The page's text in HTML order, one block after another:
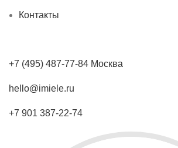
Контакты
+7 (495) 487-77-84 Москва
hello@imiele.ru
+7 901 387-22-74